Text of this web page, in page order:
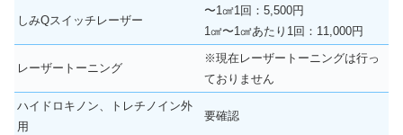
しみQスイッチレーザー
〜1㎠1回：5,500円
1㎠〜1㎠あたり1回：11,000円
レーザートーニング
※現在レーザートーニングは行っ
ておりません
ハイドロキノン、トレチノイン外
用
要確認